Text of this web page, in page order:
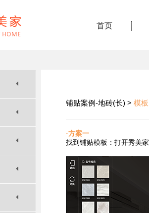
首页
铺贴案例-地砖(长) > 模
·方案一
找到铺贴模板：打开秀美